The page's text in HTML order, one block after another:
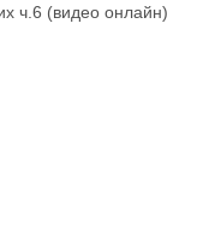
ч.6 (видео онлайн)